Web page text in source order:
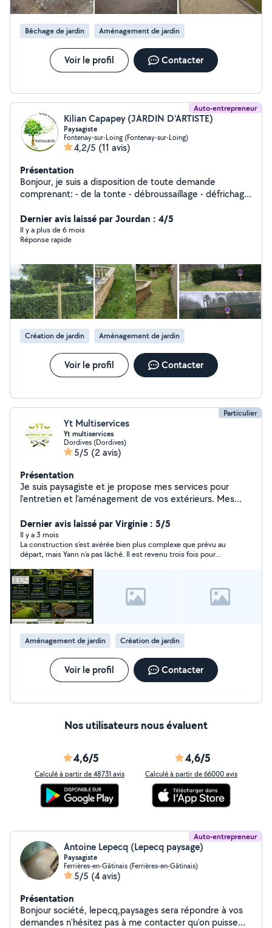
Bêchage de jardin Aménagement de jardin
Voir le profil Contacter
Auto-entrepreneur
Kilian Capapey (JARDIN D'ARTISTE)
Paysagiste
Fontenay-sur-Loing (Fontenay-sur-Loing)
4,2/5 (11 avis)
Présentation
Bonjour, je suis a disposition de toute demande
comprenant: - de la tonte - débroussaillage - défrichage
création massif, clôture (panneau rigide, et grillage
souple)
Dernier avis laissé par Jourdan : 4/5
Il y a plus de 6 mois
Réponse rapide
Création de jardin Aménagement de jardin
Voir le profil Contacter
Particulier
Yt Multiservices
Yt multiservices
Dordives (Dordives)
5/5 (2 avis)
Présentation
Je suis paysagiste et je propose mes services pour
l'entretien et l'aménagement de vos extérieurs. Mes
ramassage) Débroussaillage Taille de haies et d'arbustes
Élagage Entretien de jardin Préparation de terrain
(motoculteur, remise à niveau) Nettoyage extérieur
Travail sérieux et soigné Matériel professionnel
Intervention rapide N'hésitez pas à me contacter pour
un devis gratuit
Dernier avis laissé par Virginie : 5/5
Il y a 3 mois
La construction s’est avérée bien plus complexe que prévu au
départ, mais Yann n’a pas lâché. Il est revenu trois fois pour
avec la même énergie. Une vraie persévérance, rare et
appréciable. En dehors de la qualité du travail, il est très gentil,
arrangeant, et a spontanément proposé d’autres services qu’il
peut rendre — ce qui est bien pratique quand on a une liste de
petits travaux qui s’allonge ! Je recommande sans hésiter.
Aménagement de jardin Création de jardin
Voir le profil Contacter
Nos utilisateurs nous évaluent
4,6/5
Calculé à partir de 48731 avis
4,6/5
Calculé à partir de 66000 avis
Auto-entrepreneur
Antoine Lepecq (Lepecq paysage)
Paysagiste
Ferrières-en-Gâtinais (Ferrières-en-Gâtinais)
5/5 (4 avis)
Présentation
Bonjour société, lepecq,paysages sera répondre à vos
demandes n'hésitez pas à me contacter qu'on puisse